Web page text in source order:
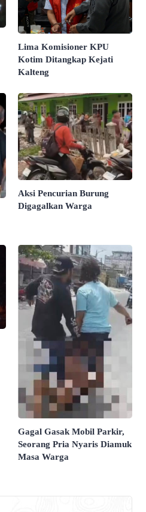
Lima Komisioner KPU
Kotim Ditangkap Kejati
Kalteng
Aksi Pencurian Burung
Digagalkan Warga
Gagal Gasak Mobil Parkir,
Seorang Pria Nyaris Diamuk
Masa Warga